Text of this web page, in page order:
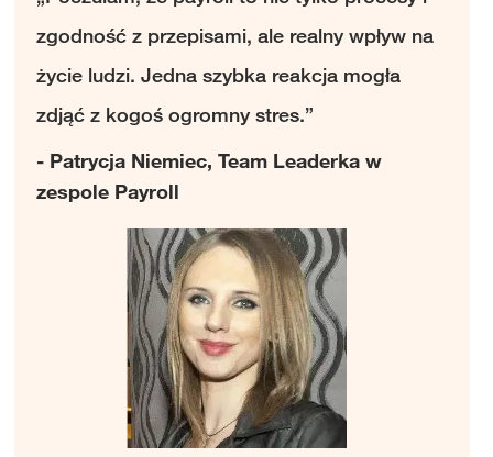
zgodność z przepisami, ale realny wpływ na
życie ludzi. Jedna szybka reakcja mogła
zdjąć z kogoś ogromny stres.”
- Patrycja Niemiec, Team Leaderka w
zespole Payroll